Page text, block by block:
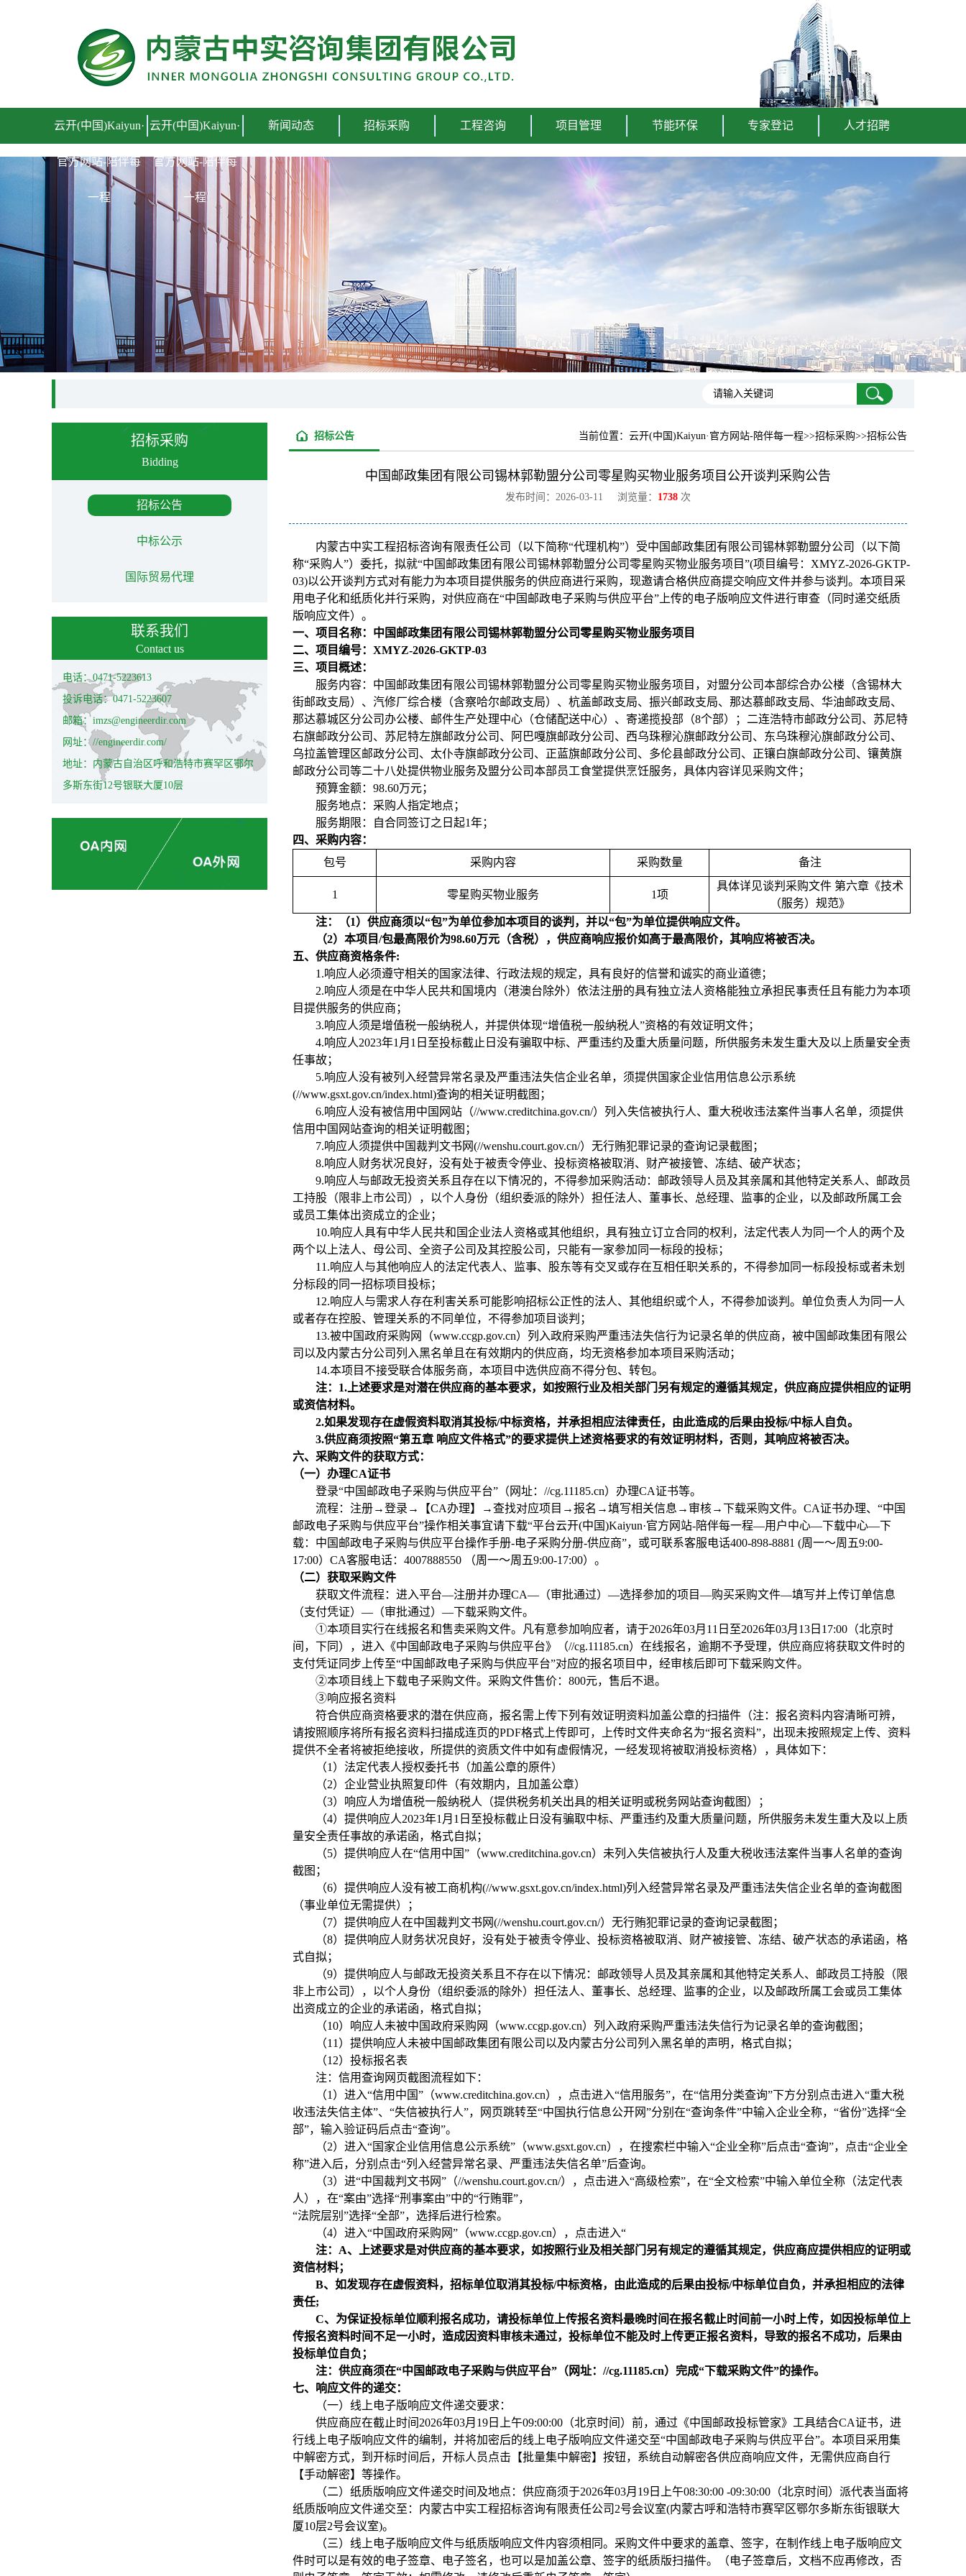
云开(中国)Kaiyun·
官方网站-陪伴每
一程
云开(中国)Kaiyun·
官方网站-陪伴每
一程
新闻动态 招标采购 工程咨询 项目管理 节能环保 专家登记 人才招聘
招标采购
Bidding
招标公告
中标公示
国际贸易代理
联系我们
Contact us
电话：0471-5223613
投诉电话：0471-5223607
邮箱：imzs@engineerdir.com
网址：//engineerdir.com/
地址：内蒙古自治区呼和浩特市赛罕区鄂尔
多斯东街12号银联大厦10层
当前位置： 云开(中国)Kaiyun·官方网站-陪伴每一程>>招标采购>>招标公告
招标公告
中国邮政集团有限公司锡林郭勒盟分公司零星购买物业服务项目公开谈判采购公告
发布时间：2026-03-11 浏览量： 1738 次
内蒙古中实工程招标咨询有限责任公司（以下简称“代理机构”）受中国邮政集团有限公司锡林郭勒盟分公司（以下简
称“采购人”）委托，拟就“中国邮政集团有限公司锡林郭勒盟分公司零星购买物业服务项目”(项目编号：XMYZ-2026-GKTP-
03)以公开谈判方式对有能力为本项目提供服务的供应商进行采购，现邀请合格供应商提交响应文件并参与谈判。本项目采
用电子化和纸质化并行采购，对供应商在“中国邮政电子采购与供应平台”上传的电子版响应文件进行审查（同时递交纸质
版响应文件）。
一、项目名称：中国邮政集团有限公司锡林郭勒盟分公司零星购买物业服务项目
二、项目编号：XMYZ-2026-GKTP-03
三、项目概述：
服务内容：中国邮政集团有限公司锡林郭勒盟分公司零星购买物业服务项目，对盟分公司本部综合办公楼（含锡林大
街邮政支局）、汽修厂综合楼（含察哈尔邮政支局）、杭盖邮政支局、振兴邮政支局、那达慕邮政支局、华油邮政支局、
那达慕城区分公司办公楼、邮件生产处理中心（仓储配送中心）、寄递揽投部（8个部）；二连浩特市邮政分公司、苏尼特
右旗邮政分公司、苏尼特左旗邮政分公司、阿巴嘎旗邮政分公司、西乌珠穆沁旗邮政分公司、东乌珠穆沁旗邮政分公司、
乌拉盖管理区邮政分公司、太仆寺旗邮政分公司、正蓝旗邮政分公司、多伦县邮政分公司、正镶白旗邮政分公司、镶黄旗
邮政分公司等二十八处提供物业服务及盟分公司本部员工食堂提供烹饪服务，具体内容详见采购文件；
预算金额：98.60万元；
服务地点：采购人指定地点；
服务期限：自合同签订之日起1年；
四、采购内容：
包号
采购内容 采购数量 备注
1 零星购买物业服务 1项
具体详见谈判采购文件 第六章《技术
（服务）规范》
注：（1）供应商须以“包”为单位参加本项目的谈判，并以“包”为单位提供响应文件。
（2）本项目/包最高限价为98.60万元（含税），供应商响应报价如高于最高限价，其响应将被否决。
五、供应商资格条件:
1.响应人必须遵守相关的国家法律、行政法规的规定，具有良好的信誉和诚实的商业道德；
2.响应人须是在中华人民共和国境内（港澳台除外）依法注册的具有独立法人资格能独立承担民事责任且有能力为本项
目提供服务的供应商；
3.响应人须是增值税一般纳税人，并提供体现“增值税一般纳税人”资格的有效证明文件；
4.响应人2023年1月1日至投标截止日没有骗取中标、严重违约及重大质量问题，所供服务未发生重大及以上质量安全责
任事故；
5.响应人没有被列入经营异常名录及严重违法失信企业名单，须提供国家企业信用信息公示系统
(//www.gsxt.gov.cn/index.html)查询的相关证明截图；
6.响应人没有被信用中国网站（//www.creditchina.gov.cn/）列入失信被执行人、重大税收违法案件当事人名单，须提供
信用中国网站查询的相关证明截图；
7.响应人须提供中国裁判文书网(//wenshu.court.gov.cn/）无行贿犯罪记录的查询记录截图；
8.响应人财务状况良好，没有处于被责令停业、投标资格被取消、财产被接管、冻结、破产状态；
9.响应人与邮政无投资关系且存在以下情况的，不得参加采购活动：邮政领导人员及其亲属和其他特定关系人、邮政员
工持股（限非上市公司），以个人身份（组织委派的除外）担任法人、董事长、总经理、监事的企业，以及邮政所属工会
或员工集体出资成立的企业；
10.响应人具有中华人民共和国企业法人资格或其他组织，具有独立订立合同的权利，法定代表人为同一个人的两个及
两个以上法人、母公司、全资子公司及其控股公司，只能有一家参加同一标段的投标；
11.响应人与其他响应人的法定代表人、监事、股东等有交叉或存在互相任职关系的，不得参加同一标段投标或者未划
分标段的同一招标项目投标；
12.响应人与需求人存在利害关系可能影响招标公正性的法人、其他组织或个人，不得参加谈判。单位负责人为同一人
或者存在控股、管理关系的不同单位，不得参加项目谈判；
13.被中国政府采购网（www.ccgp.gov.cn）列入政府采购严重违法失信行为记录名单的供应商，被中国邮政集团有限公
司以及内蒙古分公司列入黑名单且在有效期内的供应商，均无资格参加本项目采购活动；
14.本项目不接受联合体服务商，本项目中选供应商不得分包、转包。
注：1.上述要求是对潜在供应商的基本要求，如按照行业及相关部门另有规定的遵循其规定，供应商应提供相应的证明
或资信材料。
2.如果发现存在虚假资料取消其投标/中标资格，并承担相应法律责任，由此造成的后果由投标/中标人自负。
3.供应商须按照“第五章 响应文件格式”的要求提供上述资格要求的有效证明材料，否则，其响应将被否决。
六、采购文件的获取方式：
（一）办理CA证书
登录“中国邮政电子采购与供应平台”（网址：//cg.11185.cn）办理CA证书等。
流程：注册→登录→【CA办理】→查找对应项目→报名→填写相关信息→审核→下载采购文件。CA证书办理、“中国
邮政电子采购与供应平台”操作相关事宜请下载“平台云开(中国)Kaiyun·官方网站-陪伴每一程—用户中心—下载中心—下
载：中国邮政电子采购与供应平台操作手册-电子采购分册-供应商”，或可联系客服电话400-898-8881 (周一～周五9:00-
17:00） CA客服电话：4007888550 （周一～周五9:00-17:00） 。
（二）获取采购文件
获取文件流程：进入平台—注册并办理CA—（审批通过）—选择参加的项目—购买采购文件—填写并上传订单信息
（支付凭证）—（审批通过）—下载采购文件。
①本项目实行在线报名和售卖采购文件。凡有意参加响应者，请于2026年03月11日至2026年03月13日17:00（北京时
间，下同），进入《中国邮政电子采购与供应平台》（//cg.11185.cn）在线报名，逾期不予受理，供应商应将获取文件时的
支付凭证同步上传至“中国邮政电子采购与供应平台”对应的报名项目中，经审核后即可下载采购文件。
②本项目线上下载电子采购文件。采购文件售价：800元，售后不退。
③响应报名资料
符合供应商资格要求的潜在供应商，报名需上传下列有效证明资料加盖公章的扫描件（注：报名资料内容清晰可辨，
请按照顺序将所有报名资料扫描成连页的PDF格式上传即可，上传时文件夹命名为“报名资料”，出现未按照规定上传、资料
提供不全者将被拒绝接收，所提供的资质文件中如有虚假情况，一经发现将被取消投标资格），具体如下：
（1）法定代表人授权委托书（加盖公章的原件）
（2）企业营业执照复印件（有效期内，且加盖公章）
（3）响应人为增值税一般纳税人（提供税务机关出具的相关证明或税务网站查询截图）；
（4）提供响应人2023年1月1日至投标截止日没有骗取中标、严重违约及重大质量问题，所供服务未发生重大及以上质
量安全责任事故的承诺函，格式自拟；
（5）提供响应人在“信用中国”（www.creditchina.gov.cn）未列入失信被执行人及重大税收违法案件当事人名单的查询
截图；
（6）提供响应人没有被工商机构(//www.gsxt.gov.cn/index.html)列入经营异常名录及严重违法失信企业名单的查询截图
（事业单位无需提供）；
（7）提供响应人在中国裁判文书网(//wenshu.court.gov.cn/）无行贿犯罪记录的查询记录截图；
（8）提供响应人财务状况良好，没有处于被责令停业、投标资格被取消、财产被接管、冻结、破产状态的承诺函，格
式自拟；
（9）提供响应人与邮政无投资关系且不存在以下情况：邮政领导人员及其亲属和其他特定关系人、邮政员工持股（限
非上市公司），以个人身份（组织委派的除外）担任法人、董事长、总经理、监事的企业，以及邮政所属工会或员工集体
出资成立的企业的承诺函，格式自拟；
（10）响应人未被中国政府采购网（www.ccgp.gov.cn）列入政府采购严重违法失信行为记录名单的查询截图；
（11）提供响应人未被中国邮政集团有限公司以及内蒙古分公司列入黑名单的声明，格式自拟；
（12）投标报名表
注：信用查询网页截图流程如下：
（1）进入“信用中国”（www.creditchina.gov.cn），点击进入“信用服务”，在“信用分类查询”下方分别点击进入“重大税
收违法失信主体”、“失信被执行人”，网页跳转至“中国执行信息公开网”分别在“查询条件”中输入企业全称，“省份”选择“全
部”，输入验证码后点击“查询”。
（2）进入“国家企业信用信息公示系统”（www.gsxt.gov.cn），在搜索栏中输入“企业全称”后点击“查询”，点击“企业全
称”进入后，分别点击“列入经营异常名录、严重违法失信名单”后查询。
（3）进“中国裁判文书网”（//wenshu.court.gov.cn/），点击进入“高级检索”，在“全文检索”中输入单位全称（法定代表
人），在“案由”选择“刑事案由”中的“行贿罪”，
“法院层别”选择“全部”，选择后进行检索。
（4）进入“中国政府采购网”（www.ccgp.gov.cn），点击进入“
注：A、上述要求是对供应商的基本要求，如按照行业及相关部门另有规定的遵循其规定，供应商应提供相应的证明或
资信材料；
B、如发现存在虚假资料，招标单位取消其投标/中标资格，由此造成的后果由投标/中标单位自负，并承担相应的法律
责任;
C、为保证投标单位顺利报名成功，请投标单位上传报名资料最晚时间在报名截止时间前一小时上传，如因投标单位上
传报名资料时间不足一小时，造成因资料审核未通过，投标单位不能及时上传更正报名资料，导致的报名不成功，后果由
投标单位自负；
注：供应商须在“中国邮政电子采购与供应平台”（网址：//cg.11185.cn）完成“下载采购文件”的操作。
七、响应文件的递交：
（一）线上电子版响应文件递交要求：
供应商应在截止时间2026年03月19日上午09:00:00（北京时间）前，通过《中国邮政投标管家》工具结合CA证书，进
行线上电子版响应文件的编制，并将加密后的线上电子版响应文件递交至“中国邮政电子采购与供应平台”。本项目采用集
中解密方式，到开标时间后，开标人员点击【批量集中解密】按钮，系统自动解密各供应商响应文件，无需供应商自行
【手动解密】等操作。
（二） 纸质版响应文件递交时间及地点：供应商须于2026年03月19日上午08:30:00 -09:30:00（北京时间）派代表当面将
纸质版响应文件递交至：内蒙古中实工程招标咨询有限责任公司2号会议室(内蒙古呼和浩特市赛罕区鄂尔多斯东街银联大
厦10层2号会议室)。
（三）线上电子版响应文件与纸质版响应文件内容须相同。采购文件中要求的盖章、签字，在制作线上电子版响应文
件时可以是有效的电子签章、电子签名，也可以是加盖公章、签字的纸质版扫描件。（电子签章后，文档不应再修改，否